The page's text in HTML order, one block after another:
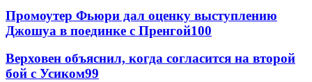
Промоутер Фьюри дал оценку выступлению
Джошуа в поединке с Пренгой100
Верховен объяснил, когда согласится на второй
бой с Усиком99